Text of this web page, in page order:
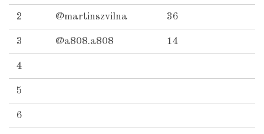
2 @martinszvilna 36
3 @a808.a808 14
4
5
6